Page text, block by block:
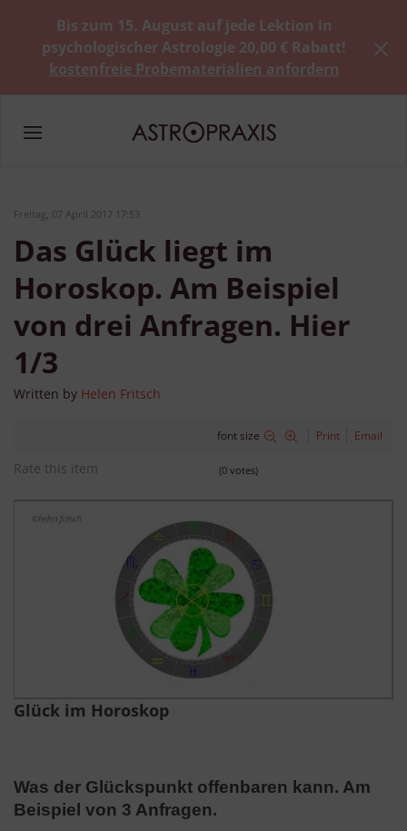
Bis zum 15. August auf jede Lektion in
psychologischer Astrologie 20,00 € Rabatt!
kostenfreie Probematerialien anfordern
Freitag, 07 April 2017 17:53
Das Glück liegt im
Horoskop. Am Beispiel
von drei Anfragen. Hier
1/3
Written by Helen Fritsch
font size Print Email
Rate this item (0 votes)
Glück im Horoskop
Was der Glückspunkt offenbaren kann. Am
Beispiel von 3 Anfragen.